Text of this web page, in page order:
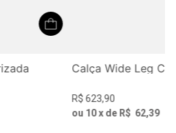
Calça Wide Leg
R$ 623,90
ou 10x de R$ 62,39